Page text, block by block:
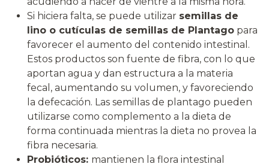
Si hiciera falta, se puede utilizar semillas de
lino o cutículas de semillas de Plantago para
favorecer el aumento del contenido intestinal.
Estos productos son fuente de fibra, con lo que
aportan agua y dan estructura a la materia
fecal, aumentando su volumen, y favoreciendo
la defecación. Las semillas de plantago pueden
utilizarse como complemento a la dieta de
forma continuada mientras la dieta no provea la
fibra necesaria.
Probióticos: mantienen la flora intestinal